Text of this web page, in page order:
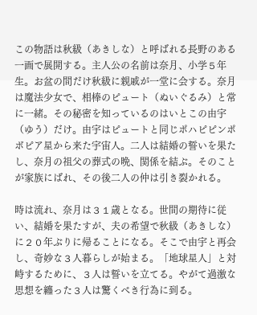
この物語は秋級（あきしな）と呼ばれる長野のある
一画で展開する。主人公の名前は奈月、小学５年
生。お盆の間だけ秋級に親戚が一堂に会する。奈月
は魔法少女で、相棒のピュート（ぬいぐるみ）と常
に一緒。その秘密を知っているのはいとこの由宇
（ゆう）だけ。由宇はピュートと同じポハピピンポ
ボピア星から来た宇宙人。二人は結婚の誓いを果た
し、奈月の祖父の葬式の晩、関係を結ぶ。そのこと
が家族にばれ、その後二人の仲は引き裂かれる。
時は流れ、奈月は３１歳となる。世間の期待に従
い、結婚を果たすが、夫の希望で秋級（あきしな）
に２０年ぶりに帰ることになる。そこで由宇と再会
し、奇妙な３人暮らしが始まる。「地球星人」と対
峙するために、３人は誓いを立てる。やがて過激な
思想を纏った３人は驚くべき行為に到る。